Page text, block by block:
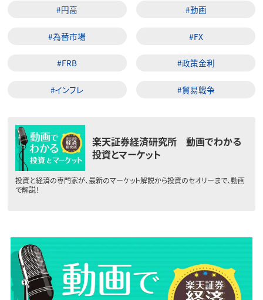
#円高 #動画
#為替市場 #FX
#FRB #政策金利
#インフレ #貿易戦争
楽天証券経済研究所 動画でわかる
投資とマーケット
投資と経済の専門家が、最新のマーケット解説から投資のセオリーまで、動画
で解説！